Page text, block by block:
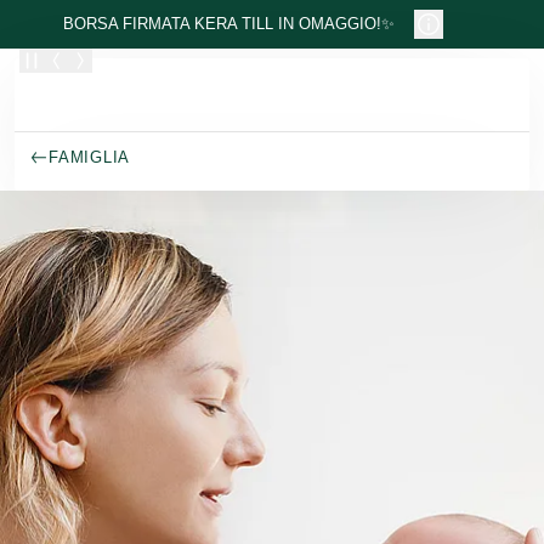
Passa al contenuto principale
BORSA FIRMATA KERA TILL IN OMAGGIO!✨
FAMIGLIA